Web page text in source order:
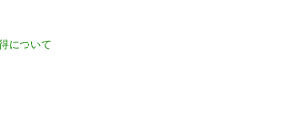
について